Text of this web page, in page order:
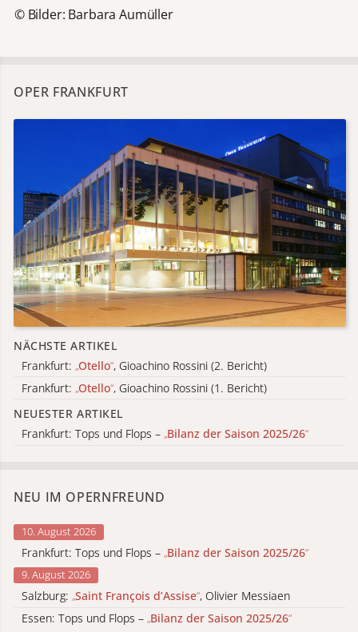
© Bilder: Barbara Aumüller
OPER FRANKFURT
NÄCHSTE ARTIKEL
Frankfurt: „Otello“, Gioachino Rossini (2. Bericht)
Frankfurt: „Otello“, Gioachino Rossini (1. Bericht)
NEUESTER ARTIKEL
Frankfurt: Tops und Flops – „Bilanz der Saison 2025/26“
NEU IM OPERNFREUND
10. August 2026
Frankfurt: Tops und Flops – „Bilanz der Saison 2025/26“
9. August 2026
Salzburg: „Saint François d’Assise“, Olivier Messiaen
Essen: Tops und Flops – „Bilanz der Saison 2025/26“